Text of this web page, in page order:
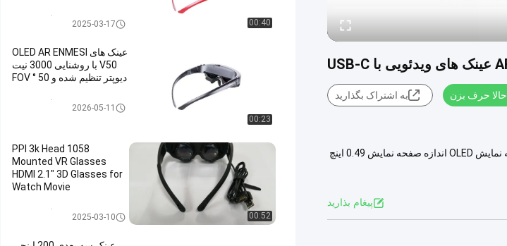
حالا حرف بزن به اشتراک بگذارید
210 اینچ 1080P OLED 50 درجه FOV عینک های AR MR عینک های ویدئویی با USB-C جزئیات محصول صفحه نمایش OLED اندازه صفحه نمایش 0.49 اينچ
پيغام بذاريد
00:40
2025-03-17
00:23
عینک های OLED AR ENMESI
V50 با روشنایی 3000 نیت
دیوپتر تنظیم شده و 50 ° FOV
2026-05-11
00:52
1058 PPI 3k Head
Mounted VR Glasses
HDMI 2.1" 3D Glasses for
Watch Movie
2025-03-10